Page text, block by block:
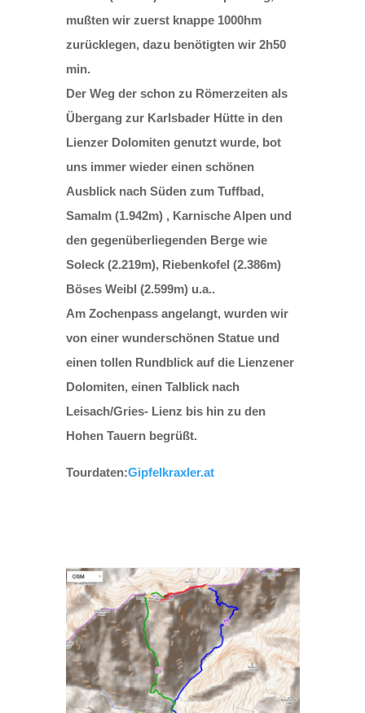
mußten wir zuerst knappe 1000hm
zurücklegen, dazu benötigten wir 2h50
min.
Der Weg der schon zu Römerzeiten als
Übergang zur Karlsbader Hütte in den
Lienzer Dolomiten genutzt wurde, bot
uns immer wieder einen schönen
Ausblick nach Süden zum Tuffbad,
Samalm (1.942m) , Karnische Alpen und
den gegenüberliegenden Berge wie
Soleck (2.219m), Riebenkofel (2.386m)
Böses Weibl (2.599m) u.a..
Am Zochenpass angelangt, wurden wir
von einer wunderschönen Statue und
einen tollen Rundblick auf die Lienzener
Dolomiten, einen Talblick nach
Leisach/Gries- Lienz bis hin zu den
Hohen Tauern begrüßt.​
Tourdaten:Gipfelkraxler.at